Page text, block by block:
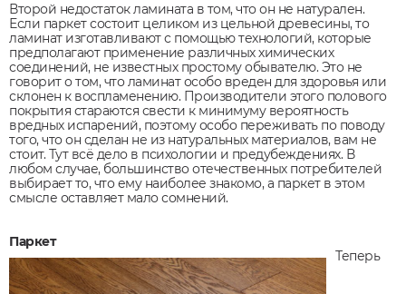
Второй недостаток ламината в том, что он не натурален.
Если паркет состоит целиком из цельной древесины, то
ламинат изготавливают с помощью технологий, которые
предполагают применение различных химических
соединений, не известных простому обывателю. Это не
говорит о том, что ламинат особо вреден для здоровья или
склонен к воспламенению. Производители этого полового
покрытия стараются свести к минимуму вероятность
вредных испарений, поэтому особо переживать по поводу
того, что он сделан не из натуральных материалов, вам не
стоит. Тут всё дело в психологии и предубеждениях. В
любом случае, большинство отечественных потребителей
выбирает то, что ему наиболее знакомо, а паркет в этом
смысле оставляет мало сомнений.
Паркет
Теперь